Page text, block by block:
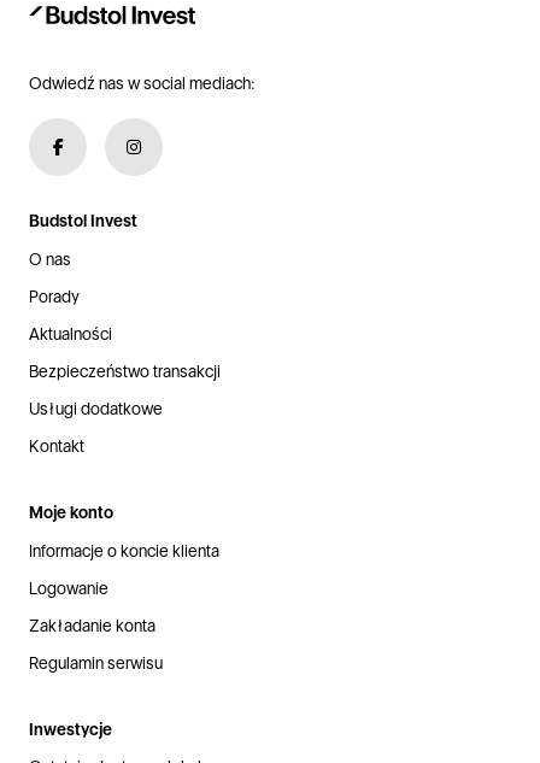
Odwiedź nas w social mediach:
Budstol Invest
O nas
Porady
Aktualności
Bezpieczeństwo transakcji
Usługi dodatkowe
Kontakt
Moje konto
Informacje o koncie klienta
Logowanie
Zakładanie konta
Regulamin serwisu
Inwestycje